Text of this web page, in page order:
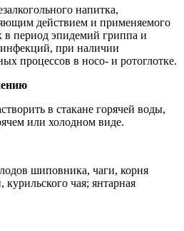
напитка,
действием и применяемого
в период эпидемий гриппа и
при наличии
процессов в носо- и ротоглотке.
в стакане горячей воды,
или холодном виде.
шиповника, чаги, корня
чая; янтарная